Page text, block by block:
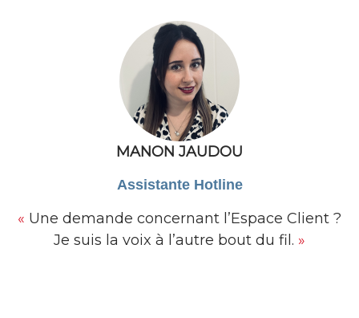
MANON JAUDOU
Assistante Hotline
« Une demande concernant l’Espace Client ?
Je suis la voix à l’autre bout du fil. »